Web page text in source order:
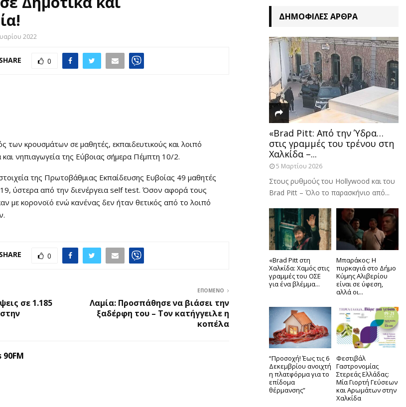
2022
SHARE 0
των κρουσμάτων σε μαθητές, εκπαιδευτικούς και λοιπό
νηπιαγωγεία της Εύβοιας σήμερα Πέμπτη 10/2.
της Πρωτοβάθμιας Εκπαίδευσης Ευβοίας 49 μαθητές
19, ύστερα από την διενέργεια self test. Όσον αφορά τους
με κορονοϊό ενώ κανένας δεν ήταν θετικός από το λοιπό
SHARE 0
σε 1.185
ΕΠΌΜΕΝΟ
Λαμία: Προσπάθησε να βιάσει την
ξαδέρφη του – Τον κατήγγειλε η
κοπέλα
90FM
ΔΗΜΟΦΙΛΈΣ ΆΡΘΡΑ
«Brad Pitt: Από την Ύδρα…
στις γραμμές του τρένου στη
Χαλκίδα –...
5 Μαρτίου 2026
Στους ρυθμούς του Hollywood και του
Brad Pitt – Όλο το παρασκήνιο από...
«Brad Pitt στη
Χαλκίδα: Χαμός στις
γραμμές του ΟΣΕ
για ένα βλέμμα...
Μπαράκος: Η
πυρκαγιά στο Δήμο
Κύμης Αλιβερίου
είναι σε ύφεση,
αλλά οι...
“Προσοχή! Έως τις 6
Δεκεμβρίου ανοιχτή
η πλατφόρμα για το
επίδομα
θέρμανσης”
Φεστιβάλ
Γαστρονομίας
Στερεάς Ελλάδας:
Μία Γιορτή Γεύσεων
και Αρωμάτων στην
Χαλκίδα